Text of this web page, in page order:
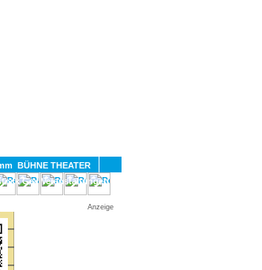
BÜHNE THEATER
GAY
Anzeige